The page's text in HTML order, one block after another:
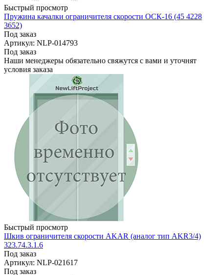
Быстрый просмотр
Пружина качалки ограничителя скорости ОСК-16 (45 4228
3652)
Под заказ
Артикул: NLP-014793
Под заказ
Наши менеджеры обязательно свяжутся с вами и уточнят
условия заказа
Быстрый просмотр
Шкив ограничителя скорости AKAR (аналог тип AKR3/4)
323.74.3.1.6
Под заказ
Артикул: NLP-021617
Под заказ